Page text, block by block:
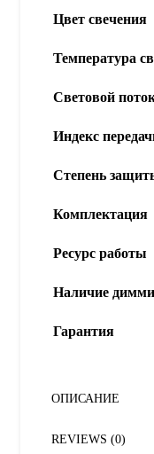
Цвет свечения
Температура
Световой
Индекс
Степень
Комплектация
Ресурс работы
Наличие
Гарантия
ОПИСАНИЕ
REVIEWS (0)